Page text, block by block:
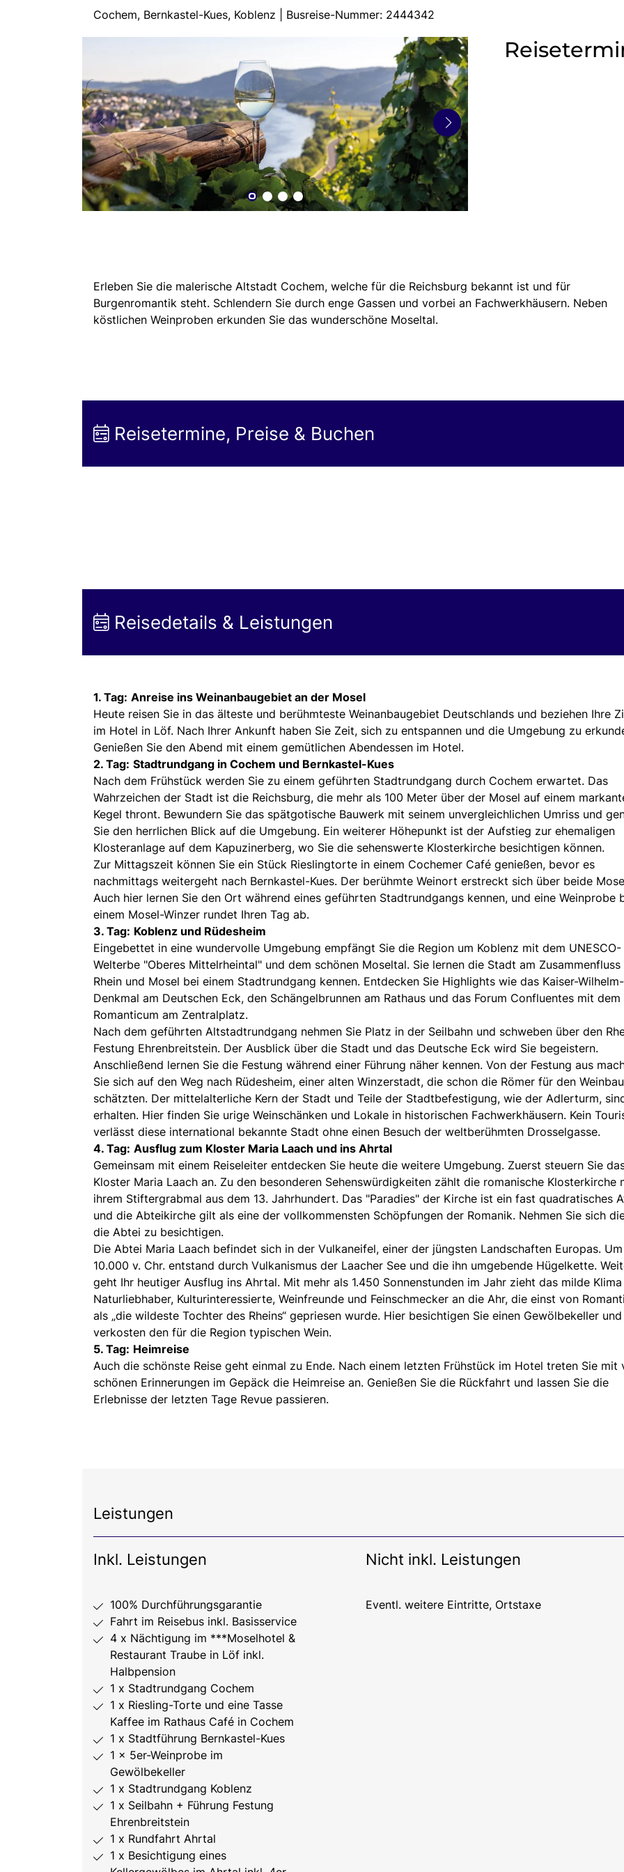
Cochem, Bernkastel-Kues, Koblenz | Busreise-Nummer: 2444342
Erleben Sie die malerische Altstadt Cochem, welche für die Reichsburg bekannt ist und für
Burgenromantik steht. Schlendern Sie durch enge Gassen und vorbei an Fachwerkhäusern. Neben
köstlichen Weinproben erkunden Sie das wunderschöne Moseltal.
Reisetermine, Preise & Buchen
Reisedetails & Leistungen
1. Tag: Anreise ins Weinanbaugebiet an der Mosel
Heute reisen Sie in das älteste und berühmteste Weinanbaugebiet Deutschlands und beziehen Ihre
im Hotel in Löf. Nach Ihrer Ankunft haben Sie Zeit, sich zu entspannen und die Umgebung zu
Genießen Sie den Abend mit einem gemütlichen Abendessen im Hotel.
2. Tag: Stadtrundgang in Cochem und Bernkastel-Kues
Nach dem Frühstück werden Sie zu einem geführten Stadtrundgang durch Cochem erwartet. Das
Wahrzeichen der Stadt ist die Reichsburg, die mehr als 100 Meter über der Mosel auf einem
Kegel thront. Bewundern Sie das spätgotische Bauwerk mit seinem unvergleichlichen Umriss und
Sie den herrlichen Blick auf die Umgebung. Ein weiterer Höhepunkt ist der Aufstieg zur ehemaligen
Klosteranlage auf dem Kapuzinerberg, wo Sie die sehenswerte Klosterkirche besichtigen können.
Zur Mittagszeit können Sie ein Stück Rieslingtorte in einem Cochemer Café genießen, bevor es
nachmittags weitergeht nach Bernkastel-Kues. Der berühmte Weinort erstreckt sich über beide
Auch hier lernen Sie den Ort während eines geführten Stadtrundgangs kennen, und eine Weinprobe
einem Mosel-Winzer rundet Ihren Tag ab.
3. Tag: Koblenz und Rüdesheim
Eingebettet in eine wundervolle Umgebung empfängt Sie die Region um Koblenz mit dem UNESCO-
Welterbe "Oberes Mittelrheintal" und dem schönen Moseltal. Sie lernen die Stadt am Zusammenfluss
Rhein und Mosel bei einem Stadtrundgang kennen. Entdecken Sie Highlights wie das Kaiser-Wilhelm-
Denkmal am Deutschen Eck, den Schängelbrunnen am Rathaus und das Forum Confluentes mit dem
Romanticum am Zentralplatz.
Nach dem geführten Altstadtrundgang nehmen Sie Platz in der Seilbahn und schweben über den
Festung Ehrenbreitstein. Der Ausblick über die Stadt und das Deutsche Eck wird Sie begeistern.
Anschließend lernen Sie die Festung während einer Führung näher kennen. Von der Festung aus
Sie sich auf den Weg nach Rüdesheim, einer alten Winzerstadt, die schon die Römer für den Weinbau
schätzten. Der mittelalterliche Kern der Stadt und Teile der Stadtbefestigung, wie der Adlerturm,
erhalten. Hier finden Sie urige Weinschänken und Lokale in historischen Fachwerkhäusern. Kein
verlässt diese international bekannte Stadt ohne einen Besuch der weltberühmten Drosselgasse.
4. Tag: Ausflug zum Kloster Maria Laach und ins Ahrtal
Gemeinsam mit einem Reiseleiter entdecken Sie heute die weitere Umgebung. Zuerst steuern Sie
Kloster Maria Laach an. Zu den besonderen Sehenswürdigkeiten zählt die romanische Klosterkirche
ihrem Stiftergrabmal aus dem 13. Jahrhundert. Das "Paradies" der Kirche ist ein fast quadratisches
und die Abteikirche gilt als eine der vollkommensten Schöpfungen der Romanik. Nehmen Sie sich
die Abtei zu besichtigen.
Die Abtei Maria Laach befindet sich in der Vulkaneifel, einer der jüngsten Landschaften Europas. Um
10.000 v. Chr. entstand durch Vulkanismus der Laacher See und die ihn umgebende Hügelkette.
geht Ihr heutiger Ausflug ins Ahrtal. Mit mehr als 1.450 Sonnenstunden im Jahr zieht das milde Klima
Naturliebhaber, Kulturinteressierte, Weinfreunde und Feinschmecker an die Ahr, die einst von
als „die wildeste Tochter des Rheins“ gepriesen wurde. Hier besichtigen Sie einen Gewölbekeller und
verkosten den für die Region typischen Wein.
5. Tag: Heimreise
Auch die schönste Reise geht einmal zu Ende. Nach einem letzten Frühstück im Hotel treten Sie mit
schönen Erinnerungen im Gepäck die Heimreise an. Genießen Sie die Rückfahrt und lassen Sie die
Erlebnisse der letzten Tage Revue passieren.
Leistungen
Inkl. Leistungen
100% Durchführungsgarantie
Fahrt im Reisebus inkl. Basisservice
4 x Nächtigung im ***Moselhotel &
Restaurant Traube in Löf inkl.
Halbpension
1 x Stadtrundgang Cochem
1 x Riesling-Torte und eine Tasse
Kaffee im Rathaus Café in Cochem
1 x Stadtführung Bernkastel-Kues
1 x 5er-Weinprobe im
Gewölbekeller
1 x Stadtrundgang Koblenz
1 x Seilbahn + Führung Festung
Ehrenbreitstein
1 x Rundfahrt Ahrtal
1 x Besichtigung eines
Nicht inkl. Leistungen
Eventl. weitere Eintritte, Ortstaxe